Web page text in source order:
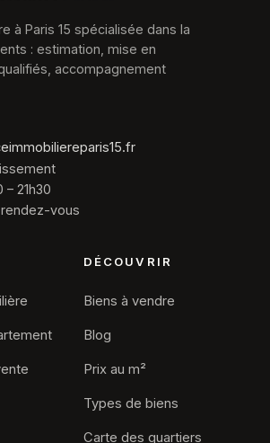
à Paris 15 spécialisée dans la
: estimation, mise en
accompagnement
– 21h30
rendez-vous
DÉCOUVRIR
Biens à vendre
Blog
Prix au m²
Types de biens
Carte des quartiers